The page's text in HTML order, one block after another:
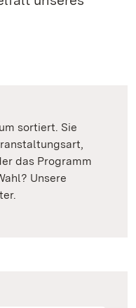
sortiert. Sie
das Programm
Unsere